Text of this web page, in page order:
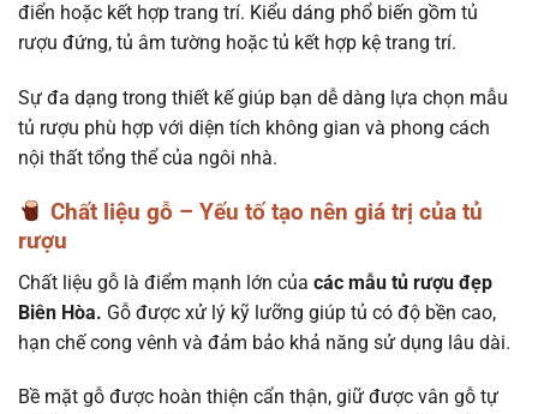
điển hoặc kết hợp trang trí. Kiểu dáng phổ biến gồm tủ
rượu đứng, tủ âm tường hoặc tủ kết hợp kệ trang trí.
Sự đa dạng trong thiết kế giúp bạn dễ dàng lựa chọn mẫu
tủ rượu phù hợp với diện tích không gian và phong cách
nội thất tổng thể của ngôi nhà.
Chất liệu gỗ – Yếu tố tạo nên giá trị của tủ
rượu
Chất liệu gỗ là điểm mạnh lớn của các mẫu tủ rượu đẹp
Biên Hòa. Gỗ được xử lý kỹ lưỡng giúp tủ có độ bền cao,
hạn chế cong vênh và đảm bảo khả năng sử dụng lâu dài.
Bề mặt gỗ được hoàn thiện cẩn thận, giữ được vân gỗ tự